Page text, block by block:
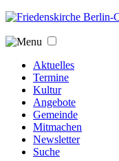
Jump to navigation
Aktuelles
Termine
Kultur
Angebote
Gemeinde
Mitmachen
Newsletter
Suche